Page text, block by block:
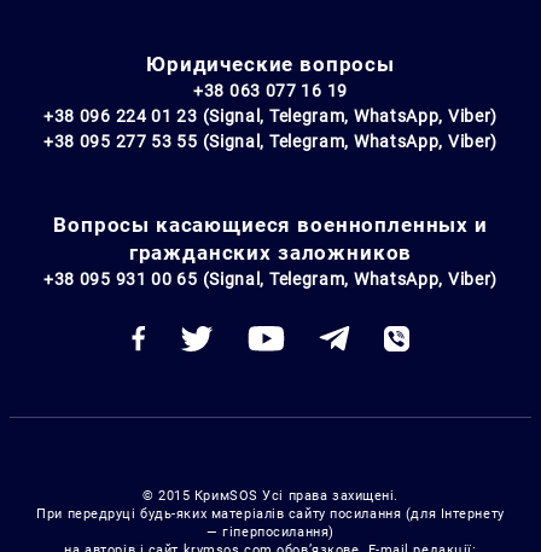
Юридические вопросы
+38 063 077 16 19
+38 096 224 01 23 (Signal, Telegram, WhatsApp, Viber)
+38 095 277 53 55 (Signal, Telegram, WhatsApp, Viber)
Вопросы касающиеся военнопленных и
гражданских заложников
+38 095 931 00 65 (Signal, Telegram, WhatsApp, Viber)
© 2015 КримSOS Усі права захищені.
При передруці будь-яких матеріалів сайту посилання (для Інтернету
— гіперпосилання)